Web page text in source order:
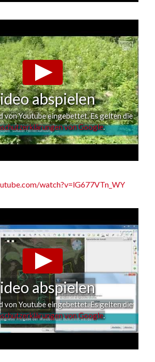
abspielen
von Youtube eingebettet. Es gelten die
von Google.
watch?v=lG677VTn_WY
abspielen
von Youtube eingebettet. Es gelten die
von Google.